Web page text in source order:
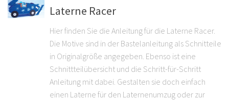
Laterne Racer
Hier finden Sie die Anleitung für die Laterne Racer.
Die Motive sind in der Bastelanleitung als Schnitteile
in Originalgröße angegeben. Ebenso ist eine
Schnittteilübersicht und die Schritt-für-Schritt
Anleitung mit dabei. Gestalten sie doch einfach
einen Laterne für den Laternenumzug oder zur